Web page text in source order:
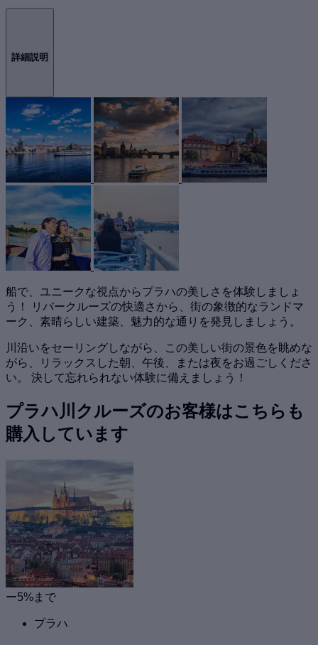
詳細説明
船で、ユニークな視点からプラハの美しさを体験しましょ
う！ リバークルーズの快適さから、街の象徴的なランドマ
ーク、素晴らしい建築、魅力的な通りを発見しましょう。
川沿いをセーリングしながら、この美しい街の景色を眺めな
がら、リラックスした朝、午後、または夜をお過ごしくださ
い。 決して忘れられない体験に備えましょう！
プラハ川クルーズのお客様はこちらも
購入しています
ー5%まで
プラハ